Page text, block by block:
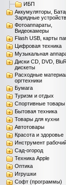
ИБП
Аккумуляторы,
Зарядные
Фотоаппараты,
Видеокамеры
Flash USB, карты
Цифровая техника
Музыкальная
Диски CD, DVD,
дискеты
Расходные
оргтехники
Бумага
Туризм и отдых
Спортивные товары
Бытовая техника
Товары для кухни
Автотовары
Красота и здоровье
Инструмент
Сад-огород
Техника Apple
Оптика
Игрушки
Софт (программы)